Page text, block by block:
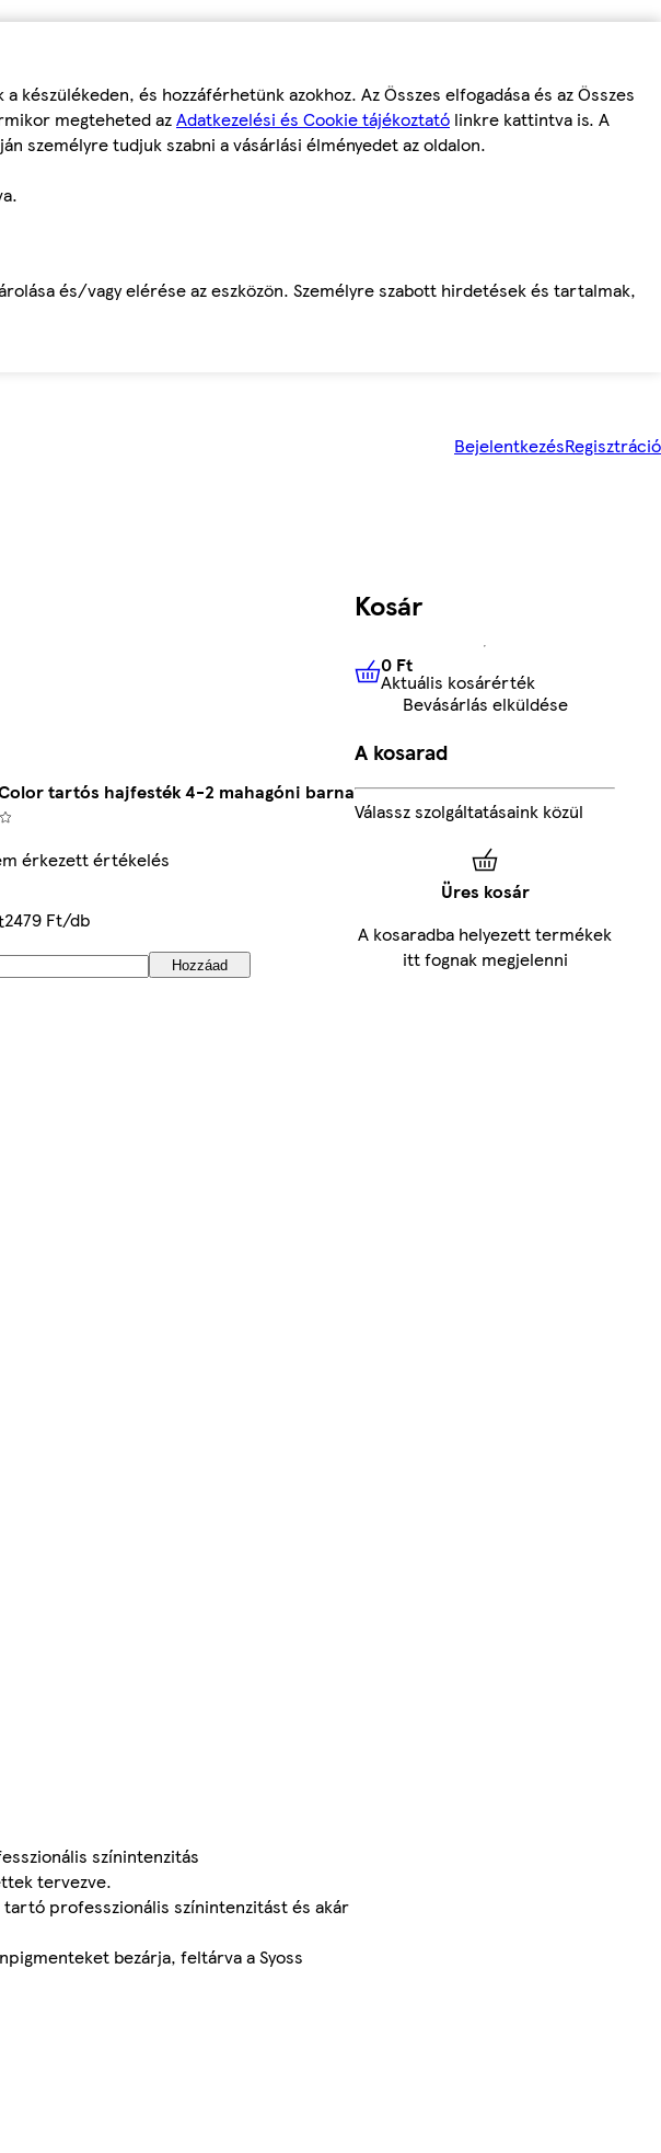
és hozzáférhetünk azokhoz. Az Összes elfogadása és az Összes
megteheted azAdatkezelési és Cookie tájékoztató linkre kattintva is. A
személyre tudjuk szabni a vásárlási élményedet az oldalon.
és/vagy elérése az eszközön. Személyre szabott hirdetések és tartalmak,
BejelentkezésRegisztráció
tartós hajfesték 4-2 mahagóni barna
érkezett értékelés
2479 Ft/db
Hozzáad
színintenzitás
tervezve.
professzionális színintenzitást és akár
bezárja, feltárva a Syoss
Kosár
0 FtAktuális kosárérték
0 Ft
Aktuális kosárérték
Bevásárlás elküldése
A kosarad
Válassz szolgáltatásaink közül
Üres kosár
A kosaradba helyezett termékek
itt fognak megjelenni